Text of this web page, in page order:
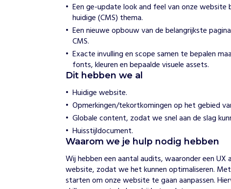
c
h
t
i
n
g
A
d
u
m
a
Y
e
H
o
e
w
Een ge-update look and feel van onze website
huidige (CMS) thema.
Een nieuwe opbouw van de belangrijkste
CMS.
Exacte invulling en scope samen te bepalen
fonts, kleuren en bepaalde visuele assets.
Dit hebben we al
Huidige website.
Opmerkingen/tekortkomingen op het gebied
Globale content, zodat we snel aan de slag
Huisstijldocument.
Waarom we je hulp nodig hebben
Wij hebben een aantal audits, waaronder een
website, zodat we het kunnen optimaliseren.
starten om onze website te gaan aanpassen.